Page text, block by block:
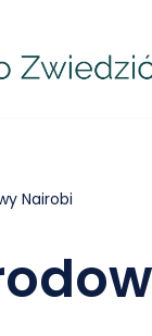
Nairobi